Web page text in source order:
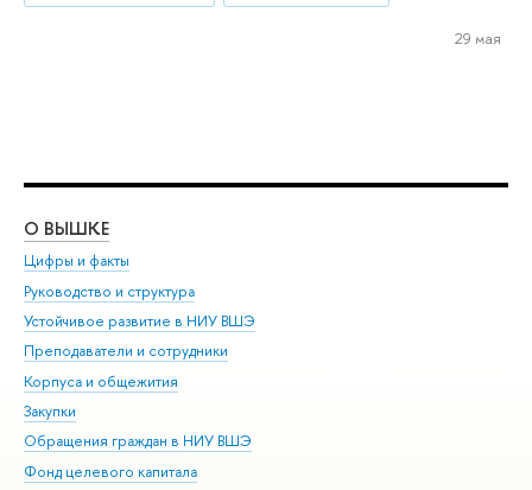
29 мая
О ВЫШКЕ
Цифры и факты
Руководство и структура
Устойчивое развитие в НИУ ВШЭ
Преподаватели и сотрудники
Корпуса и общежития
Закупки
Обращения граждан в НИУ ВШЭ
Фонд целевого капитала